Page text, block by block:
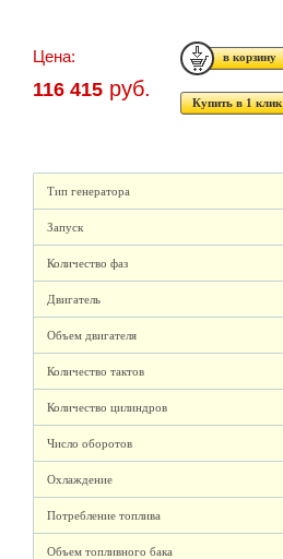
Цена:
116 415 руб.
Купить в 1 клик
Тип генератора
Запуск
Количество фаз
Двигатель
Объем двигателя
Количество тактов
Количество цилиндров
Число оборотов
Охлаждение
Потребление топлива
Объем топливного бака